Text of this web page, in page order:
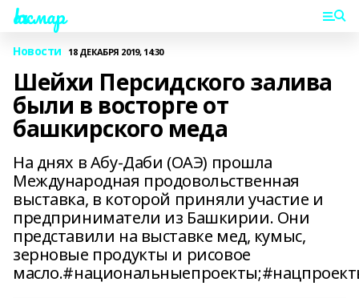
Һаҡмар
Новости 18 ДЕКАБРЯ 2019, 14:30
Шейхи Персидского залива
были в восторге от
башкирского меда
На днях в Абу-Даби (ОАЭ) прошла
Международная продовольственная
выставка, в которой приняли участие и
предприниматели из Башкирии. Они
представили на выставке мед, кумыс,
зерновые продукты и рисовое